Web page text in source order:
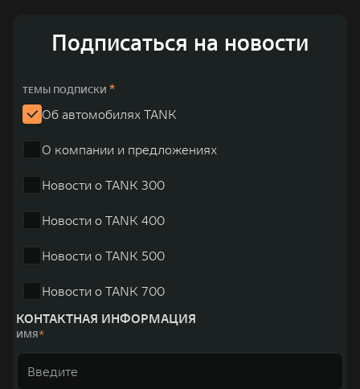
Подписаться на новости
ТЕМЫ ПОДПИСКИ *
Об автомобилях TANK
О компании и предложениях
Новости о TANK 300
Новости о TANK 400
Новости о TANK 500
Новости о TANK 700
КОНТАКТНАЯ ИНФОРМАЦИЯ
ИМЯ